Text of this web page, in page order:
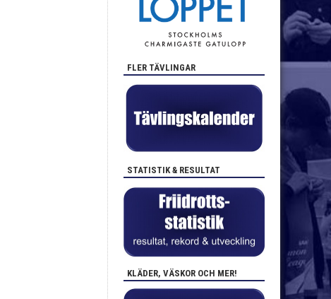
FLER TÄVLINGAR
STATISTIK & RESULTAT
KLÄDER, VÄSKOR OCH MER!